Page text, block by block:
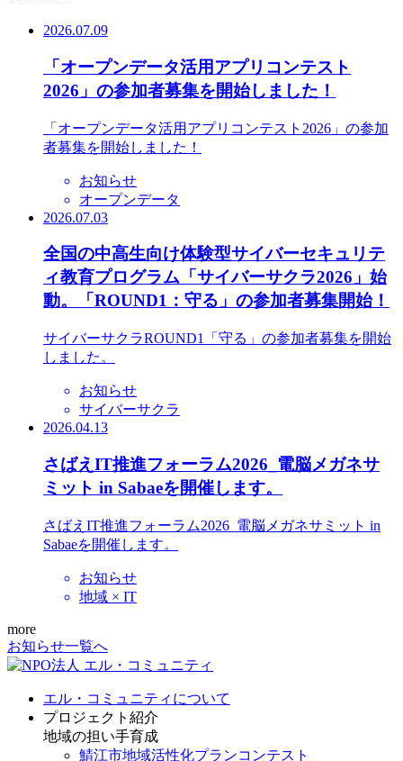
2026.07.09
「オープンデータ活用アプリコンテスト
2026」の参加者募集を開始しました！
「オープンデータ活用アプリコンテスト2026」の参加
者募集を開始しました！
お知らせ
オープンデータ
2026.07.03
全国の中高生向け体験型サイバーセキュリテ
ィ教育プログラム「サイバーサクラ2026」始
動。「ROUND1：守る」の参加者募集開始！
サイバーサクラROUND1「守る」の参加者募集を開始
しました。
お知らせ
サイバーサクラ
2026.04.13
さばえIT推進フォーラム2026_電脳メガネサ
ミット in Sabaeを開催します。
さばえIT推進フォーラム2026_電脳メガネサミット in
Sabaeを開催します。
お知らせ
地域 × IT
more
お知らせ一覧へ
エル・コミュニティについて
プロジェクト紹介
地域の担い手育成
鯖江市地域活性化プランコンテスト